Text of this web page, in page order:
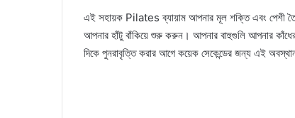
এই সহায়ক Pilates ব্যায়াম আপনার মূল শক্তি এবং পেশী
আপনার হাঁটু বাঁকিয়ে শুরু করুন। আপনার বাহুগুলি আপনার
দিকে পুনরাবৃত্তি করার আগে কয়েক সেকেন্ডের জন্য এই